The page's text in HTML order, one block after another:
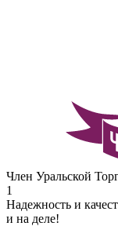
Член Уральской
1
Надежность и
и на деле!